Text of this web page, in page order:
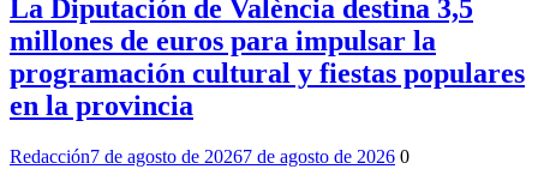
La Diputación de València destina 3,5
millones de euros para impulsar la
programación cultural y fiestas populares
en la provincia
Redacción7 de agosto de 20267 de agosto de 2026 0